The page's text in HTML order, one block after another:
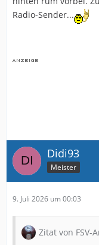
Radio-Sender...
Didi93
Meister
9. Juli 2026 um 00:03
Zitat von FSV-